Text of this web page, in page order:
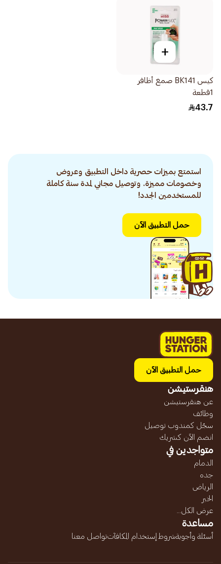
+
كيس BK141 صمغ أظافر
1قطعة
43.7
استمتع بميزات حصرية داخل التطبيق وعروض
وخصومات مميزة. وتوصيل مجاني لمدة سنة كاملة
للمستخدمين الجدد!
حمل التطبيق الآن
حمل التطبيق الآن
هنقرستيشن
عن هنقرستيشن
وظائف
سجّل كمندوب توصيل
انضم الآن كشريك
متواجدين في
الدمام
جده
الرياض
الخبر
عرض الكل...
مساعدة
أسئلة وأجوبةشروط إستخدام المكافآتتواصل معنا